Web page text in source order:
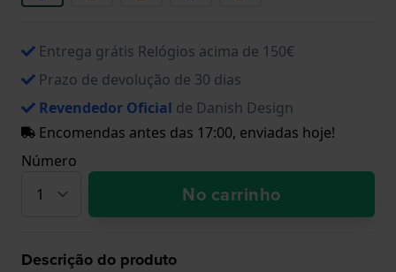
Entrega grátis Relógios acima de 150€
Prazo de devolução de 30 dias
Revendedor Oficial de Danish Design
Encomendas antes das 17:00, enviadas hoje!
Número
No carrinho
Descrição do produto